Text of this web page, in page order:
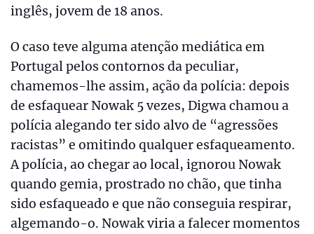
inglês, jovem de 18 anos.
O caso teve alguma atenção mediática em
Portugal pelos contornos da peculiar,
chamemos-lhe assim, ação da polícia: depois
de esfaquear Nowak 5 vezes, Digwa chamou a
polícia alegando ter sido alvo de “agressões
racistas” e omitindo qualquer esfaqueamento.
A polícia, ao chegar ao local, ignorou Nowak
quando gemia, prostrado no chão, que tinha
sido esfaqueado e que não conseguia respirar,
algemando-o. Nowak viria a falecer momentos